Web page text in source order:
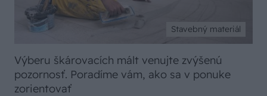
Stavebný materiál
Výberu škárovacích mált venujte zvýšenú
pozornosť. Poradíme vám, ako sa v ponuke
zorientovať